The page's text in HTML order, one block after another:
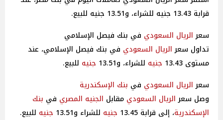
قرابة 13.43 جنيه للشراء، و13.51 جنيه للبيع.
سعرالريال السعودي في بنك فيصل الإسلامي
تداول سعرالريال السعودي في بنك فيصل الإسلامي، عند
مستوى 13.43
جنيه للشراء، و13.51 جنيه للبيع.
سعرالريال السعودي في بنك الإسكندرية
وصل سعرالريال السعودي مقابل الجنيه المصري في بنك
الإسكندرية، إلى قرابة 13.45 جنيه للشراء و13.51 جنيه للبيع.